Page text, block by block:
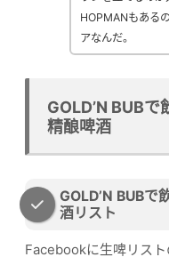
HOPMANもある
アなんだ。
GOLD’N BUB
精酿啤酒
GOLD’N BUBで
酒リスト
Facebookに生啤リス